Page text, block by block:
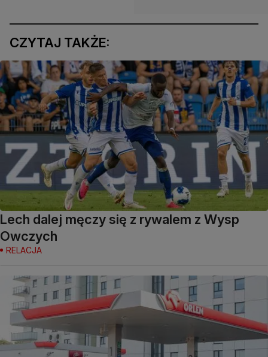
CZYTAJ TAKŻE:
Lech dalej męczy się z rywalem z Wysp
Owczych
RELACJA